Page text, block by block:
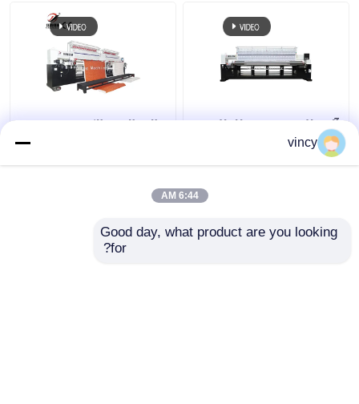
آلة طلاء محوسبة للطلاء
متعدد الإبرة
عالية الدقة الكمبيوترية
اتصل بنا
vincy
6:44 AM
Good day, what product are you looking
for?